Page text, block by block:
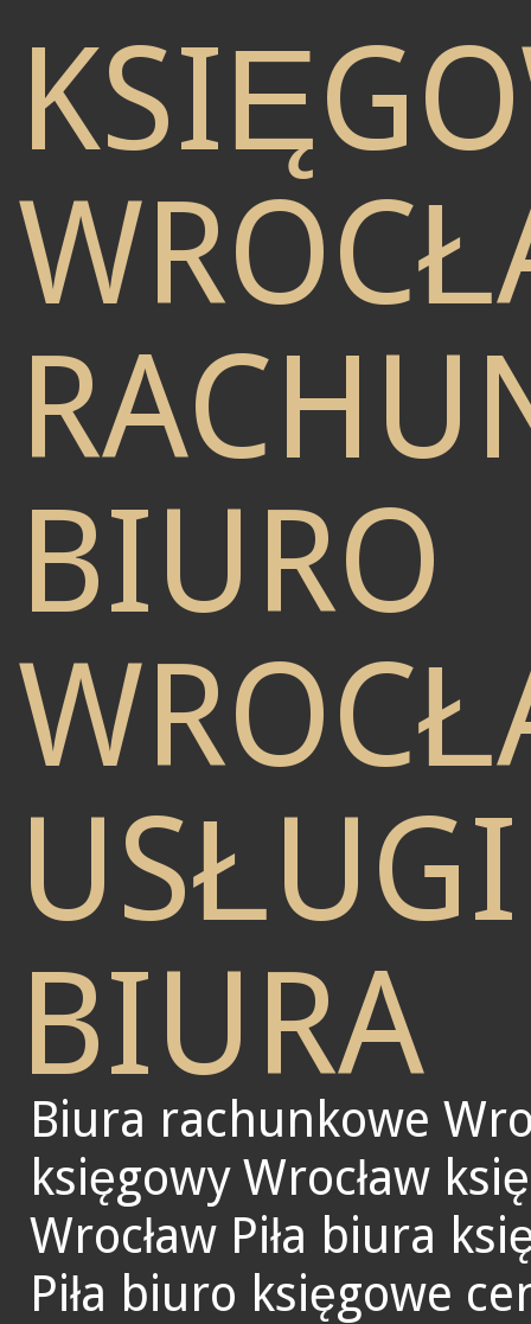
BIURO
BIURA
Biura rachunkowe
księgowy Wrocław
Wrocław Piła biura
Piła biuro księgowe